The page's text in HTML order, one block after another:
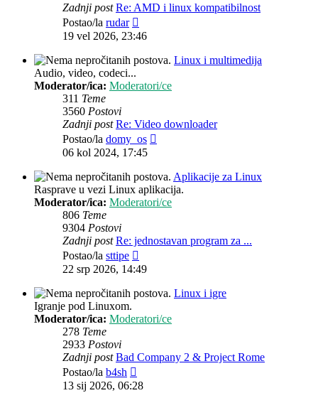
Zadnji post Re: AMD i linux kompatibilnost
Postao/la rudar
post
19 vel 2026, 23:46
Linux i multimedija
Audio, video, codeci...
Moderator/ica: Moderatori/ce
311 Teme
3560 Postovi
Zadnji post Re: Video downloader
Postao/la domy_os
06 kol 2024, 17:45
Aplikacije za Linux
Rasprave u vezi Linux aplikacija.
Moderator/ica: Moderatori/ce
806 Teme
9304 Postovi
Zadnji post Re: jednostavan program za ...
Postao/la sttipe
post
22 srp 2026, 14:49
Linux i igre
Igranje pod Linuxom.
Moderator/ica: Moderatori/ce
278 Teme
2933 Postovi
Zadnji post Bad Company 2 & Project Rome
Postao/la b4sh
post
13 sij 2026, 06:28